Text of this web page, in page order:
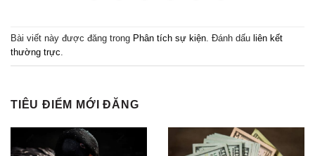
Bài viết này được đăng trong Phân tích sự kiện. Đánh dấu liên kết
thường trực.
TIÊU ĐIỂM MỚI ĐĂNG